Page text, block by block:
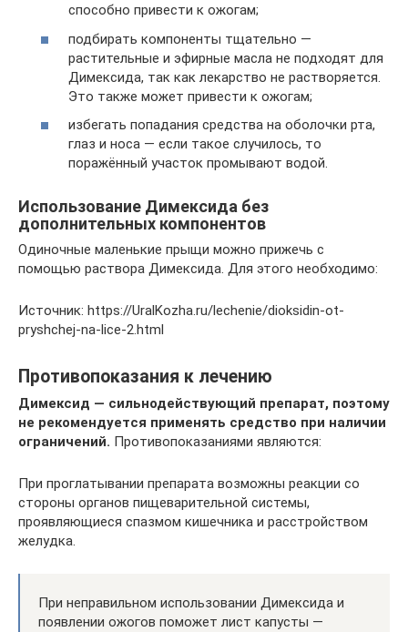
способно привести к ожогам;
подбирать компоненты тщательно —
растительные и эфирные масла не подходят для
Димексида, так как лекарство не растворяется.
Это также может привести к ожогам;
избегать попадания средства на оболочки рта,
глаз и носа — если такое случилось, то
поражённый участок промывают водой.
Использование Димексида без
дополнительных компонентов
Одиночные маленькие прыщи можно прижечь с
помощью раствора Димексида. Для этого необходимо:
Источник: https://UralKozha.ru/lechenie/dioksidin-ot-
pryshchej-na-lice-2.html
Противопоказания к лечению
Димексид — сильнодействующий препарат, поэтому
не рекомендуется применять средство при наличии
ограничений. Противопоказаниями являются:
При проглатывании препарата возможны реакции со
стороны органов пищеварительной системы,
проявляющиеся спазмом кишечника и расстройством
желудка.
При неправильном использовании Димексида и
появлении ожогов поможет лист капусты —